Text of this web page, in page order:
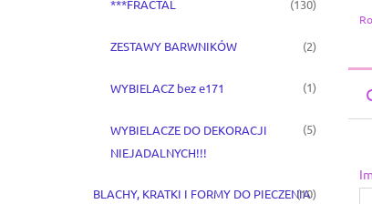
***FRACTAL (130)
ZESTAWY BARWNIKÓW (2)
WYBIELACZ bez e171 (1)
WYBIELACZE DO DEKORACJI
NIEJADALNYCH!!!
(5)
BLACHY, KRATKI I FORMY DO PIECZENIA
(10)